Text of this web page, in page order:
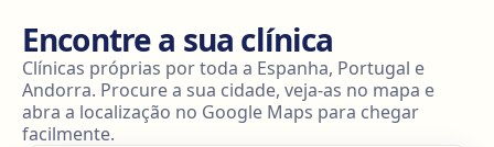
Encontre a sua clínica
Clínicas próprias por toda a Espanha, Portugal e
Andorra. Procure a sua cidade, veja-as no mapa e
abra a localização no Google Maps para chegar
facilmente.